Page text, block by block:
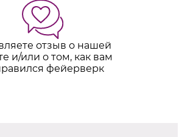
отзыв о нашей
и/или о том, как вам
фейерверк